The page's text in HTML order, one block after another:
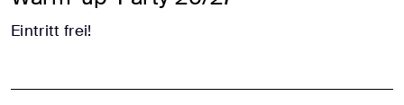
Eintritt frei!